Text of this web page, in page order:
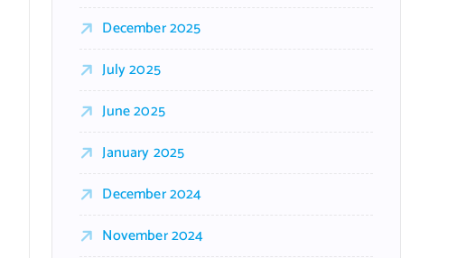
December 2025
July 2025
June 2025
January 2025
December 2024
November 2024